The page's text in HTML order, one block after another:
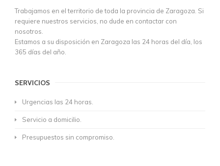
Trabajamos en el territorio de toda la provincia de Zaragoza. Si
requiere nuestros servicios, no dude en contactar con
nosotros.
Estamos a su disposición en Zaragoza las 24 horas del día, los
365 días del año.
SERVICIOS
Urgencias las 24 horas.
Servicio a domicilio.
Presupuestos sin compromiso.